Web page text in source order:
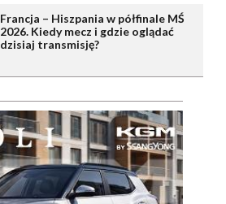
Francja – Hiszpania w półfinale MŚ
2026. Kiedy mecz i gdzie oglądać
dzisiaj transmisję?